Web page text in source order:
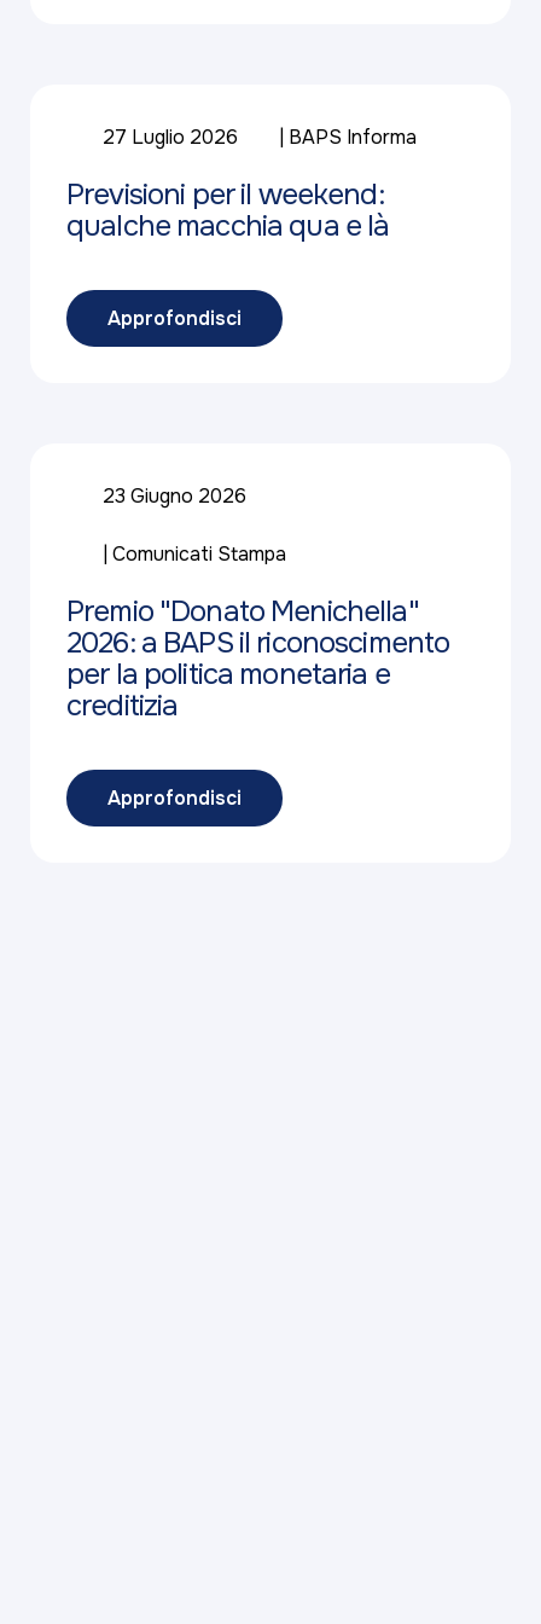
27 Luglio 2026 BAPS Informa
Previsioni per il weekend:
qualche macchia qua e là
Approfondisci
23 Giugno 2026
Comunicati Stampa
Premio "Donato Menichella"
2026: a BAPS il riconoscimento
per la politica monetaria e
creditizia
Approfondisci